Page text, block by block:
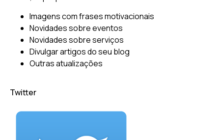
Imagens com frases motivacionais
Novidades sobre eventos
Novidades sobre serviços
Divulgar artigos do seu blog
Outras atualizações
Twitter